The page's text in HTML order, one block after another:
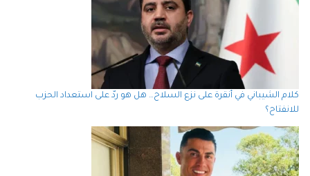
كلام الشيباني في أنقرة على نزع السلاح… هل هو ردّ على استعداد الحزب
للانفتاح؟